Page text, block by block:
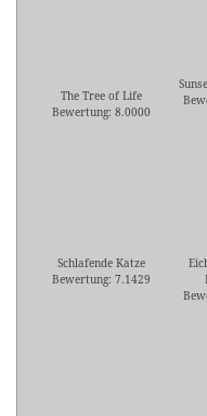
The Tree of Life
Bewertung: 8.0000
Schlafende Katze
Bewertung: 7.1429